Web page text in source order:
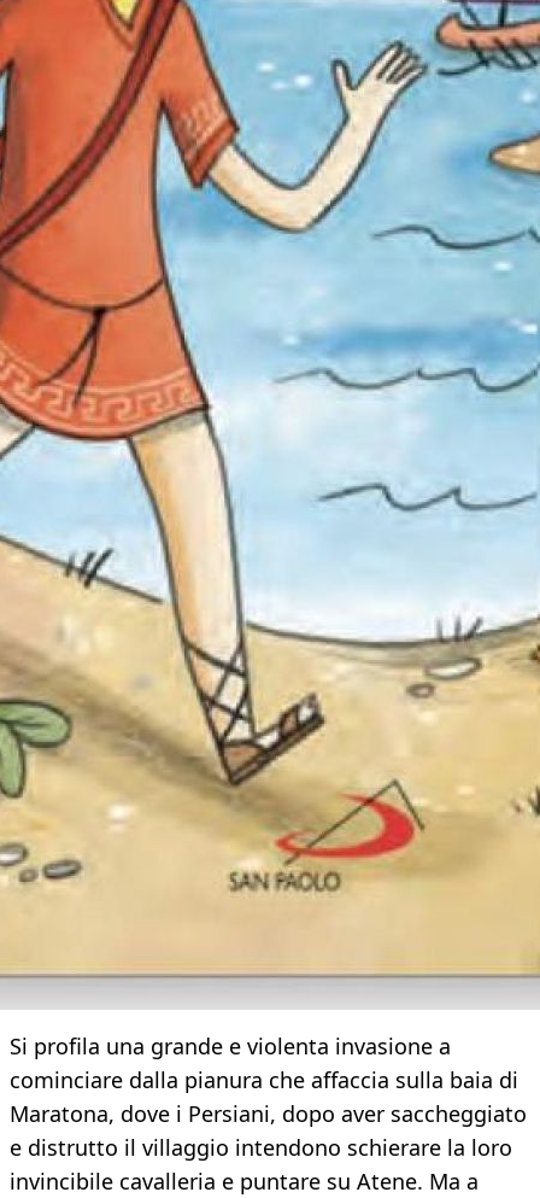
Si profila una grande e violenta invasione a
cominciare dalla pianura che affaccia sulla baia di
Maratona, dove i Persiani, dopo aver saccheggiato
e distrutto il villaggio intendono schierare la loro
invincibile cavalleria e puntare su Atene. Ma a